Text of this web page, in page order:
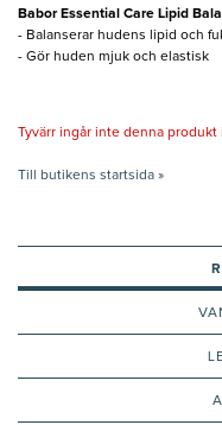
Babor Essential Care Lipid
- Balanserar hudens lipid och
- Gör huden mjuk och elastisk
Tyvärr ingår inte denna
Till butikens startsida »